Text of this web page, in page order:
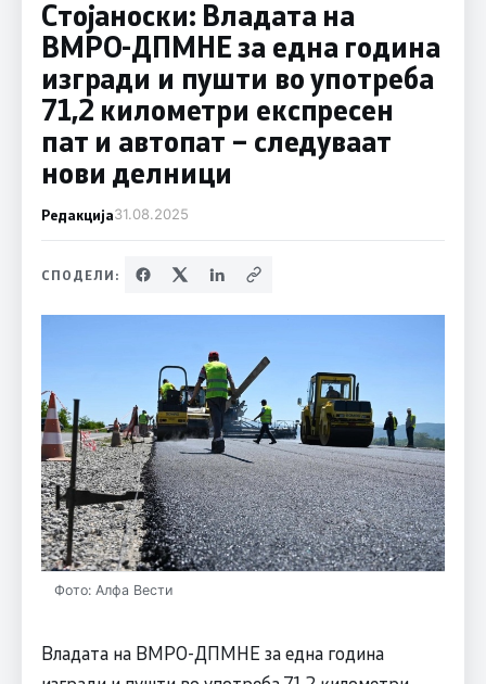
Стојаноски: Владата на
ВМРО-ДПМНЕ за една година
изгради и пушти во употреба
71,2 километри експресен
пат и автопат – следуваат
нови делници
Редакција31.08.2025
СПОДЕЛИ:
Фото: Алфа Вести
Владата на ВМРО-ДПМНЕ за една година